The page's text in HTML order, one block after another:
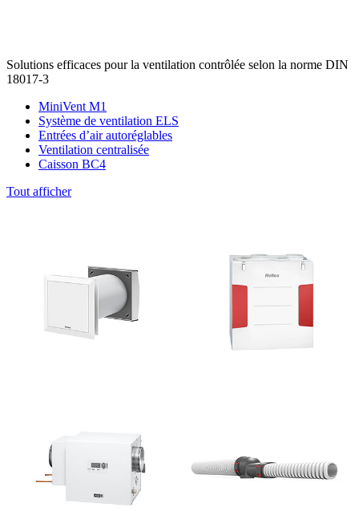
Solutions efficaces pour la ventilation contrôlée selon la norme DIN
18017-3
MiniVent M1
Système de ventilation ELS
Entrées d’air autoréglables
Ventilation centralisée
Caisson BC4
Tout afficher